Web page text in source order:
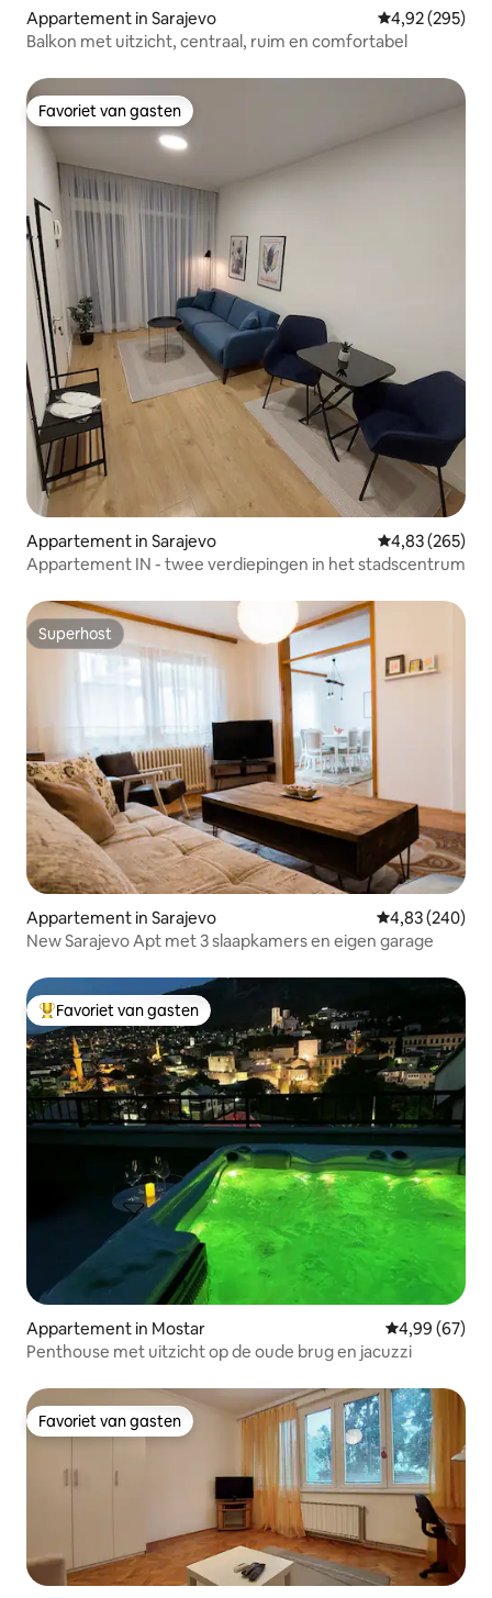
Appartement in Sarajevo Gemiddelde
4,92 (295)
Balkon met uitzicht, centraal, ruim en comfortabel
Favoriet van gasten
Favoriet van gasten
Appartement in Sarajevo Gemiddelde
4,83 (265)
Appartement IN - twee verdiepingen in het stadscentrum
Superhost
Superhost
Appartement in Sarajevo Gemiddelde
4,83 (240)
New Sarajevo Apt met 3 slaapkamers en eigen garage
Topfavoriet van gasten
Favoriet van gasten
Appartement in Mostar Gemiddelde
4,99 (67)
Penthouse met uitzicht op de oude brug en jacuzzi
Favoriet van gasten
Favoriet van gasten